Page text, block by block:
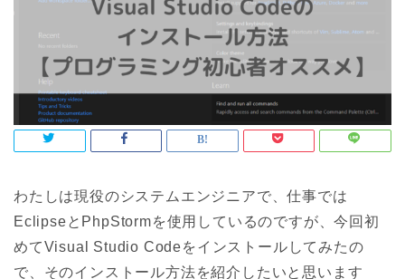
わたしは現役のシステムエンジニアで、仕事では
EclipseとPhpStormを使用しているのですが、今回初
めてVisual Studio Codeをインストールしてみたの
で、そのインストール方法を紹介したいと思います